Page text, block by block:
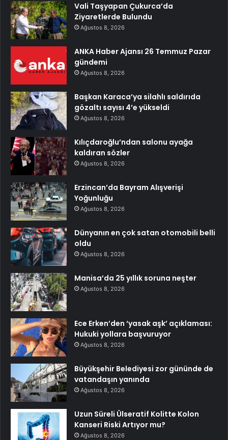
Vali Taşyapan Çukurca’da
Ziyaretlerde Bulundu
Ağustos 8, 2026
ANKA Haber Ajansı 26 Temmuz Pazar
gündemi
Ağustos 8, 2026
Başkan Karaca’ya silahlı saldırıda
gözaltı sayısı 4’e yükseldi
Ağustos 8, 2026
Kılıçdaroğlu’ndan salonu ayağa
kaldıran sözler
Ağustos 8, 2026
Erzincan’da Bayram Alışverişi
Yoğunluğu
Ağustos 8, 2026
Dünyanın en çok satan otomobili belli
oldu
Ağustos 8, 2026
Manisa’da 25 yıllık soruna neşter
Ağustos 8, 2026
Ece Erken’den ‘yasak aşk’ açıklaması:
Hukuki yollara başvuruyor
Ağustos 8, 2026
Büyükşehir Belediyesi zor gününde de
vatandaşın yanında
Ağustos 8, 2026
Uzun Süreli Ülseratif Kolitte Kolon
Kanseri Riski Artıyor mu?
Ağustos 8, 2026